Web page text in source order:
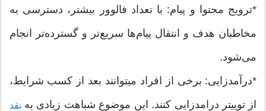
*ترویج محتوا و پیام: با تعداد فالوور بیشتر، دسترسی به
مخاطبان هدف و انتقال پیام‌ها سریع‌تر و گسترده‌تر انجام
می‌شود.
*درآمدزایی: برخی از افراد میتوانند بعد از کسب شرایط،
از توییتر درامدزایی کنند. این موضوع شباهت زیادی به نقد